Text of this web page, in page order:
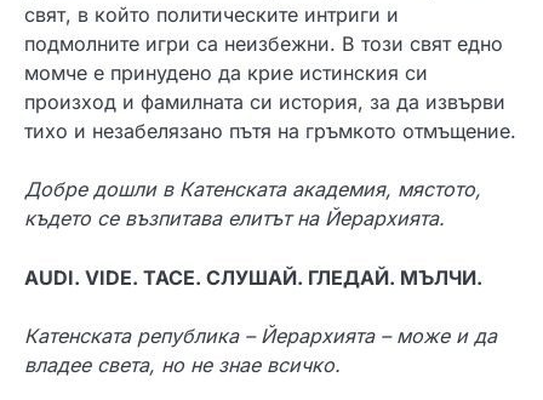
свят, в който политическите интриги и
подмолните игри са неизбежни. В този свят едно
момче е принудено да крие истинския си
произход и фамилната си история, за да извърви
тихо и незабелязано пътя на гръмкото отмъщение.
Добре дошли в Катенската академия, мястото,
където се възпитава елитът на Йерархията.
AUDI. VIDE. TACE. СЛУШАЙ. ГЛЕДАЙ. МЪЛЧИ.
Катенската република – Йерархията – може и да
владее света, но не знае всичко.